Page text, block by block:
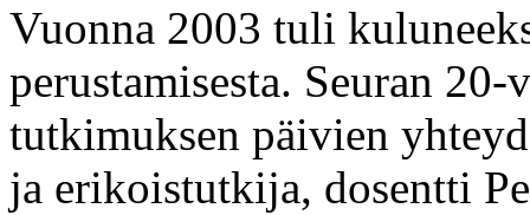
Vuonna 2003 tuli
perustamisesta. Seuran
tutkimuksen päivien
ja erikoistutkija, dosentti